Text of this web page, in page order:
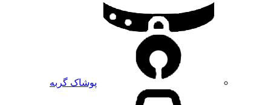
پوشاک گربه